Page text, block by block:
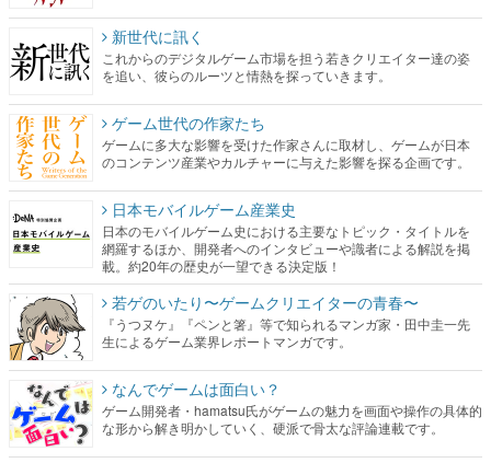
新世代に訊く
これからのデジタルゲーム市場を担う若きクリエイター達の姿
を追い、彼らのルーツと情熱を探っていきます。
ゲーム世代の作家たち
ゲームに多大な影響を受けた作家さんに取材し、ゲームが日本
のコンテンツ産業やカルチャーに与えた影響を探る企画です。
日本モバイルゲーム産業史
日本のモバイルゲーム史における主要なトピック・タイトルを
網羅するほか、開発者へのインタビューや識者による解説を掲
載。約20年の歴史が一望できる決定版！
若ゲのいたり〜ゲームクリエイターの青春〜
『うつヌケ』『ペンと箸』等で知られるマンガ家・田中圭一先
生によるゲーム業界レポートマンガです。
なんでゲームは面白い？
ゲーム開発者・hamatsu氏がゲームの魅力を画面や操作の具体的
な形から解き明かしていく、硬派で骨太な評論連載です。